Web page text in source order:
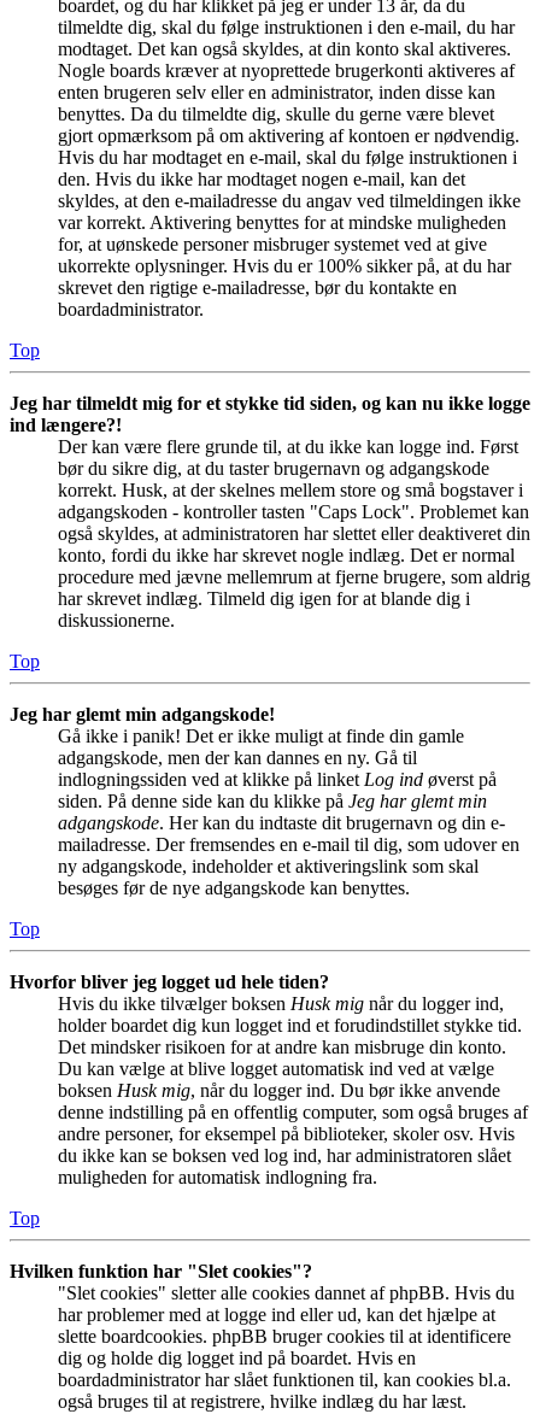
boardet, og du har klikket på jeg er under 13 år, da du
tilmeldte dig, skal du følge instruktionen i den e-mail, du har
modtaget. Det kan også skyldes, at din konto skal aktiveres.
Nogle boards kræver at nyoprettede brugerkonti aktiveres af
enten brugeren selv eller en administrator, inden disse kan
benyttes. Da du tilmeldte dig, skulle du gerne være blevet
gjort opmærksom på om aktivering af kontoen er nødvendig.
Hvis du har modtaget en e-mail, skal du følge instruktionen i
den. Hvis du ikke har modtaget nogen e-mail, kan det
skyldes, at den e-mailadresse du angav ved tilmeldingen ikke
var korrekt. Aktivering benyttes for at mindske muligheden
for, at uønskede personer misbruger systemet ved at give
ukorrekte oplysninger. Hvis du er 100% sikker på, at du har
skrevet den rigtige e-mailadresse, bør du kontakte en
boardadministrator.
Top
Jeg har tilmeldt mig for et stykke tid siden, og kan nu ikke logge
ind længere?!
Der kan være flere grunde til, at du ikke kan logge ind. Først
bør du sikre dig, at du taster brugernavn og adgangskode
korrekt. Husk, at der skelnes mellem store og små bogstaver i
adgangskoden - kontroller tasten "Caps Lock". Problemet kan
også skyldes, at administratoren har slettet eller deaktiveret din
konto, fordi du ikke har skrevet nogle indlæg. Det er normal
procedure med jævne mellemrum at fjerne brugere, som aldrig
har skrevet indlæg. Tilmeld dig igen for at blande dig i
diskussionerne.
Top
Jeg har glemt min adgangskode!
Gå ikke i panik! Det er ikke muligt at finde din gamle
adgangskode, men der kan dannes en ny. Gå til
indlogningssiden ved at klikke på linket Log ind øverst på
siden. På denne side kan du klikke på Jeg har glemt min
adgangskode. Her kan du indtaste dit brugernavn og din e-
mailadresse. Der fremsendes en e-mail til dig, som udover en
ny adgangskode, indeholder et aktiveringslink som skal
besøges før de nye adgangskode kan benyttes.
Top
Hvorfor bliver jeg logget ud hele tiden?
Hvis du ikke tilvælger boksen Husk mig når du logger ind,
holder boardet dig kun logget ind et forudindstillet stykke tid.
Det mindsker risikoen for at andre kan misbruge din konto.
Du kan vælge at blive logget automatisk ind ved at vælge
boksen Husk mig, når du logger ind. Du bør ikke anvende
denne indstilling på en offentlig computer, som også bruges af
andre personer, for eksempel på biblioteker, skoler osv. Hvis
du ikke kan se boksen ved log ind, har administratoren slået
muligheden for automatisk indlogning fra.
Top
Hvilken funktion har "Slet cookies"?
"Slet cookies" sletter alle cookies dannet af phpBB. Hvis du
har problemer med at logge ind eller ud, kan det hjælpe at
slette boardcookies. phpBB bruger cookies til at identificere
dig og holde dig logget ind på boardet. Hvis en
boardadministrator har slået funktionen til, kan cookies bl.a.
også bruges til at registrere, hvilke indlæg du har læst.